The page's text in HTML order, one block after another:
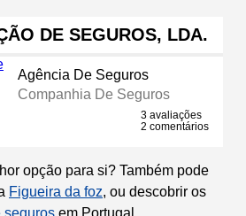
DE SEGUROS, LDA.
Agência De Seguros
Companhia De Seguros
3 avaliações
2 comentários
opção para si? Também pode
Figueira da foz, ou descobrir os
seguros em Portugal